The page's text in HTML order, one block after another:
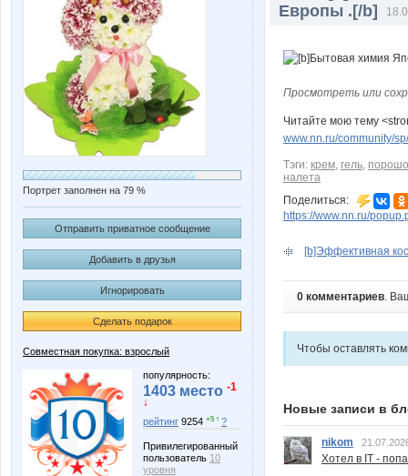
Портрет заполнен на 79 %
Отправить приватное сообщение
Добавить в друзья
Игнорировать
Сделать подарок
Совместная покупка: взрослый
популярность:
1403 место -1
↓
рейтинг 9254 +5 ↑ ?
Привилегированный
пользователь 10
уровня
Европы .[/b]
Просмотреть или
Читайте мою тему
www.nn.ru/community/
Тэги: крем, гель,
налета
Поделиться:
https://www.nn.ru/
[b]Эффективная
0 комментариев.
Чтобы оставлять
Новые записи в
nikom
Хотел в IT -